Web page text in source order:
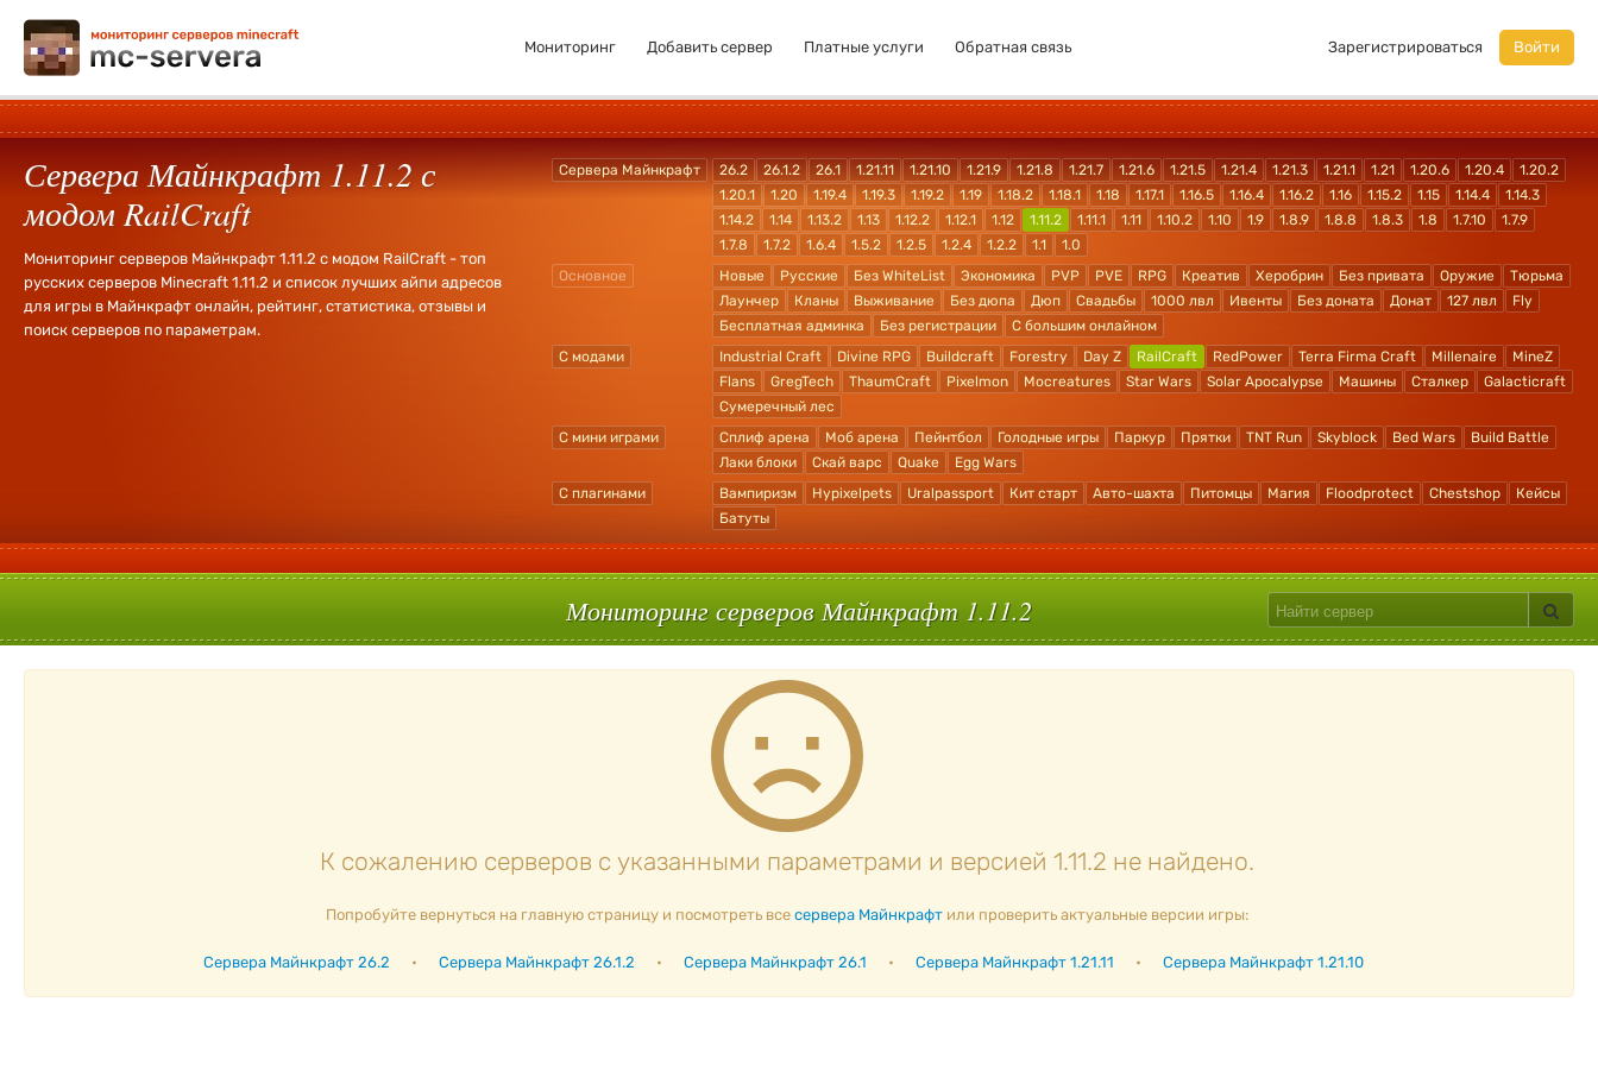
Мониторинг Добавить сервер Платные услуги Обратная связь Зарегистрироваться Войти
Сервера Майнкрафт 1.11.2 с
модом RailCraft
Мониторинг серверов Майнкрафт 1.11.2 с модом RailCraft - топ
русских серверов Minecraft 1.11.2 и список лучших айпи адресов
для игры в Майнкрафт онлайн, рейтинг, статистика, отзывы и
поиск серверов по параметрам.
Сервера Майнкрафт 26.2 26.1.2 26.1 1.21.11 1.21.10 1.21.9 1.21.8 1.21.7 1.21.6 1.21.5 1.21.4 1.21.3 1.21.1 1.21 1.20.6 1.20.4
1.20.2
1.20.1
1.20 1.19.4 1.19.3 1.19.2 1.19 1.18.2 1.18.1 1.18 1.17.1 1.16.5 1.16.4 1.16.2 1.16 1.15.2 1.15 1.14.4
1.14.3
1.14.2
1.14 1.13.2 1.13 1.12.2 1.12.1 1.12 1.11.2 1.11.1 1.11 1.10.2 1.10 1.9 1.8.9 1.8.8 1.8.3 1.8 1.7.10
1.7.9
1.7.8
1.7.2 1.6.4 1.5.2 1.2.5 1.2.4 1.2.2 1.1
1.0
Основное
Новые Русские Без WhiteList Экономика PVP PVE RPG Креатив Херобрин Без привата Оружие
Тюрьма
Лаунчер
Кланы Выживание Без дюпа Дюп Свадьбы 1000 лвл Ивенты Без доната Донат 127 лвл
Fly
Бесплатная админка
Без регистрации
С большим онлайном
С модами
Industrial Craft Divine RPG Buildcraft Forestry Day Z RailCraft RedPower Terra Firma Craft Millenaire
MineZ
Flans
GregTech ThaumCraft Pixelmon Mocreatures Star Wars Solar Apocalypse Машины Сталкер
Galacticraft
Сумеречный лес
С мини играми
Сплиф арена Моб арена Пейнтбол Голодные игры Паркур Прятки TNT Run Skyblock Bed Wars
Build Battle
Лаки блоки
Скай варс Quake
Egg Wars
С плагинами
Вампиризм Hypixelpets Uralpassport Кит старт Авто-шахта Питомцы Магия Floodprotect Chestshop
Кейсы
Батуты
Мониторинг серверов Майнкрафт 1.11.2
К сожалению серверов с указанными параметрами и версией 1.11.2 не найдено.
Попробуйте вернуться на главную страницу и посмотреть все сервера Майнкрафтили проверить актуальные версии игры:
Сервера Майнкрафт 26.2 • Сервера Майнкрафт 26.1.2 • Сервера Майнкрафт 26.1 • Сервера Майнкрафт 1.21.11 • Сервера Майнкрафт 1.21.10